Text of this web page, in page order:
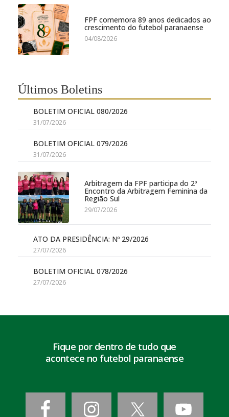
FPF comemora 89 anos dedicados ao
crescimento do futebol paranaense
04/08/2026
Últimos Boletins
BOLETIM OFICIAL 080/2026
31/07/2026
BOLETIM OFICIAL 079/2026
31/07/2026
Arbitragem da FPF participa do 2º
Encontro da Arbitragem Feminina da
Região Sul
29/07/2026
ATO DA PRESIDÊNCIA: Nº 29/2026
27/07/2026
BOLETIM OFICIAL 078/2026
27/07/2026
Fique por dentro de tudo que
acontece no futebol paranaense